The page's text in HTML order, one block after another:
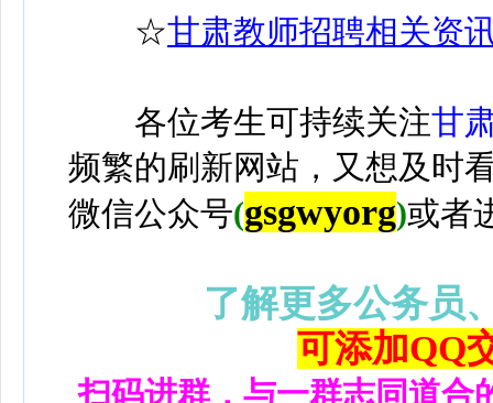
☆甘肃教师招聘相关资
各位考生可持续关注甘
频繁的刷新网站，又想及时
微信公众号(gsgwyorg)或者
了解更多公务员
可添加QQ
扫码进群，与一群志同道合